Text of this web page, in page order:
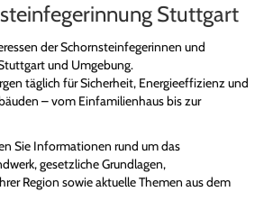
Stuttgart
der Schornsteinfegerinnen und
und Umgebung.
täglich für Sicherheit, Energieeffizienz und
– vom Einfamilienhaus bis zur
Sie Informationen rund um das
gesetzliche Grundlagen,
Region sowie aktuelle Themen aus dem